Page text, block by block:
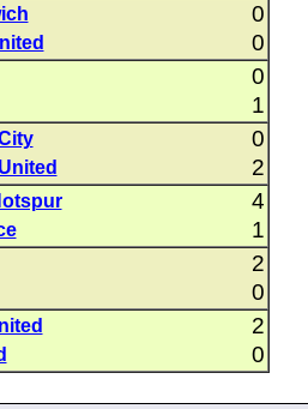
0
0
0
1
0
2
4
1
2
0
2
0